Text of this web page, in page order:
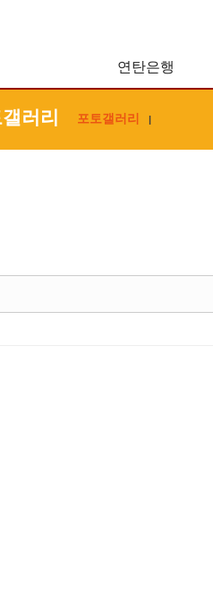
연탄은행
러리 포토갤러리 |